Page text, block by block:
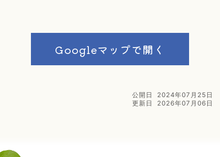
Googleマップで開く
公開日
2024年07月25日
更新日
2026年07月06日